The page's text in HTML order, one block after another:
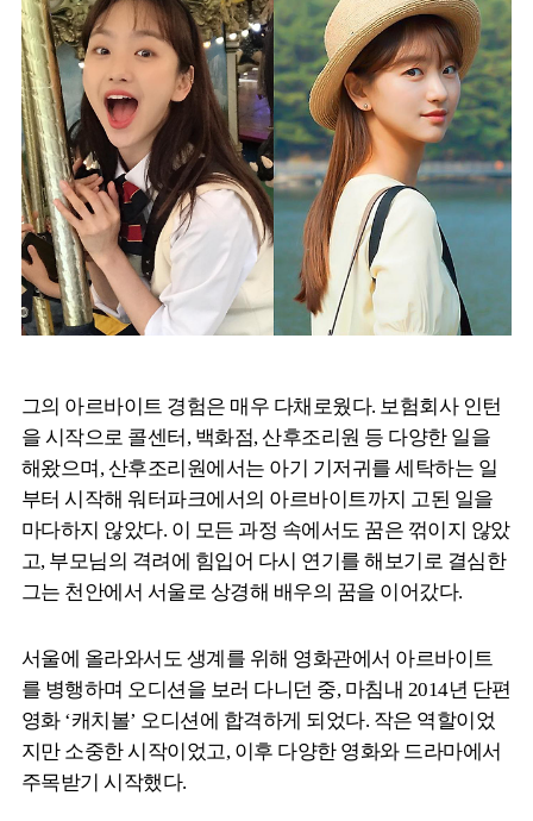
그의 아르바이트 경험은 매우 다채로웠다. 보험회사 인턴
을 시작으로 콜센터, 백화점, 산후조리원 등 다양한 일을
해왔으며, 산후조리원에서는 아기 기저귀를 세탁하는 일
부터 시작해 워터파크에서의 아르바이트까지 고된 일을
마다하지 않았다. 이 모든 과정 속에서도 꿈은 꺾이지 않았
고, 부모님의 격려에 힘입어 다시 연기를 해보기로 결심한
그는 천안에서 서울로 상경해 배우의 꿈을 이어갔다.
서울에 올라와서도 생계를 위해 영화관에서 아르바이트
를 병행하며 오디션을 보러 다니던 중, 마침내 2014년 단편
영화 ‘캐치볼’ 오디션에 합격하게 되었다. 작은 역할이었
지만 소중한 시작이었고, 이후 다양한 영화와 드라마에서
주목받기 시작했다.